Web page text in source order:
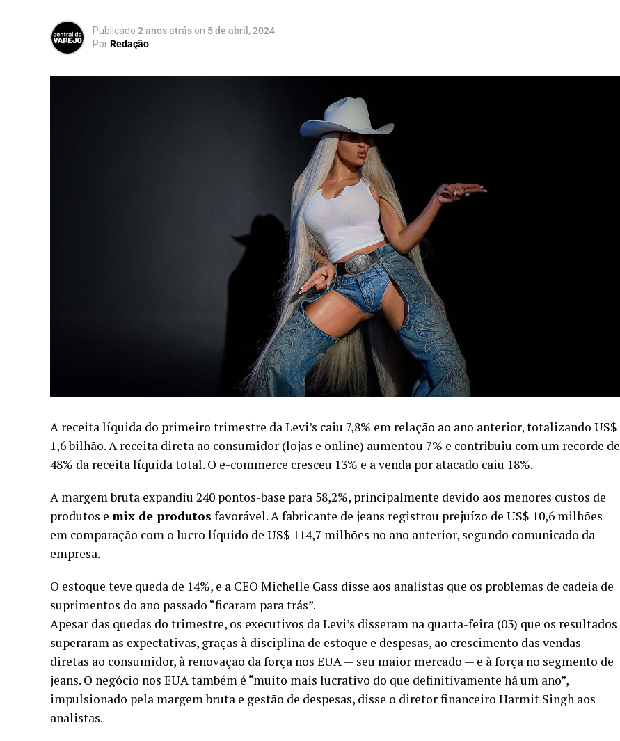
Publicado 2 anos atrás on 5 de abril, 2024
PorRedação
A receita líquida do primeiro trimestre da Levi’s caiu 7,8% em relação ao ano anterior, totalizando US$
1,6 bilhão. A receita direta ao consumidor (lojas e online) aumentou 7% e contribuiu com um recorde de
48% da receita líquida total. O e-commerce cresceu 13% e a venda por atacado caiu 18%.
A margem bruta expandiu 240 pontos-base para 58,2%, principalmente devido aos menores custos de
produtos e mix de produtos favorável. A fabricante de jeans registrou prejuízo de US$ 10,6 milhões
em comparação com o lucro líquido de US$ 114,7 milhões no ano anterior, segundo comunicado da
empresa.
O estoque teve queda de 14%, e a CEO Michelle Gass disse aos analistas que os problemas de cadeia de
suprimentos do ano passado “ficaram para trás”.
Apesar das quedas do trimestre, os executivos da Levi’s disseram na quarta-feira (03) que os resultados
superaram as expectativas, graças à disciplina de estoque e despesas, ao crescimento das vendas
diretas ao consumidor, à renovação da força nos EUA — seu maior mercado — e à força no segmento de
jeans. O negócio nos EUA também é “muito mais lucrativo do que definitivamente há um ano”,
impulsionado pela margem bruta e gestão de despesas, disse o diretor financeiro Harmit Singh aos
analistas.